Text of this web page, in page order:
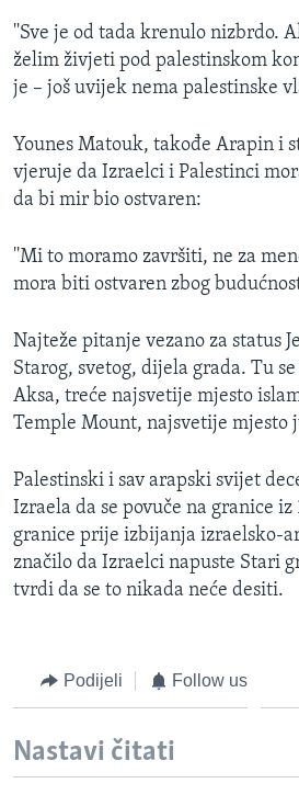
''Sve je od tada krenulo nizbrdo.
želim živjeti pod palestinskom
je – još uvijek nema palestinske
Younes Matouk, takođe Arapin i
vjeruje da Izraelci i Palestinci
da bi mir bio ostvaren:
''Mi to moramo završiti, ne za
mora biti ostvaren zbog
Najteže pitanje vezano za status
Starog, svetog, dijela grada. Tu
Aksa, treće najsvetije mjesto
Temple Mount, najsvetije mjesto
Palestinski i sav arapski svijet
Izraela da se povuče na granice iz
granice prije izbijanja izraelsko-
značilo da Izraelci napuste Stari
tvrdi da se to nikada neće desiti.
Podijeli Follow us
Nastavi čitati